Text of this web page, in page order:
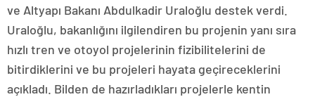
ve Altyapı Bakanı Abdulkadir Uraloğlu destek verdi.
Uraloğlu, bakanlığını ilgilendiren bu projenin yanı sıra
hızlı tren ve otoyol projelerinin fizibilitelerini de
bitirdiklerini ve bu projeleri hayata geçireceklerini
açıkladı. Bilden de hazırladıkları projelerle kentin